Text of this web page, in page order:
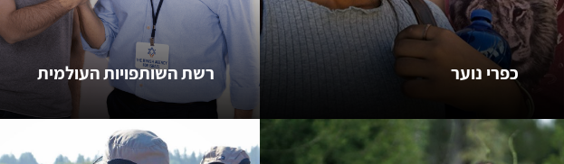
כפרי נוער רשת השותפויות העולמית